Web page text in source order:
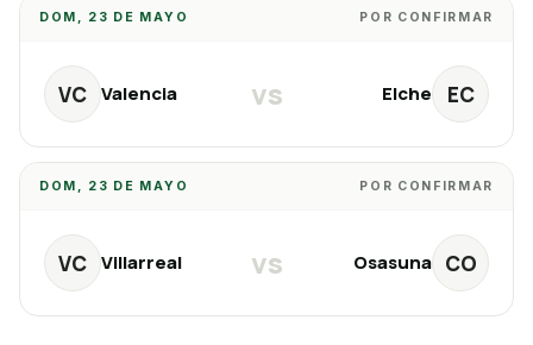
DOM, 23 DE MAYO POR CONFIRMAR
VC Valencia vs EC
Elche
DOM, 23 DE MAYO POR CONFIRMAR
VC Villarreal vs CO
Osasuna